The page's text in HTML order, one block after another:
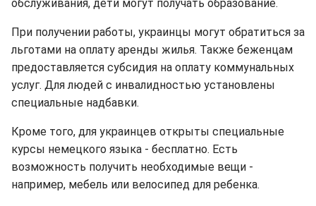
обслуживания, дети могут получать образование.
При получении работы, украинцы могут обратиться за
льготами на оплату аренды жилья. Также беженцам
предоставляется субсидия на оплату коммунальных
услуг. Для людей с инвалидностью установлены
специальные надбавки.
Кроме того, для украинцев открыты специальные
курсы немецкого языка - бесплатно. Есть
возможность получить необходимые вещи -
например, мебель или велосипед для ребенка.